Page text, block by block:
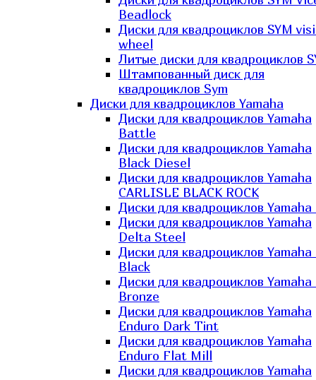
Beadlock
Диски для квадроциклов SYM
wheel
Литые диски для квадроциклов
Штампованный диск для
квадроциклов Sym
Диски для квадроциклов Yamaha
Диски для квадроциклов Yamaha
Battle
Диски для квадроциклов Yamaha
Black Diesel
Диски для квадроциклов Yamaha
CARLISLE BLACK ROCK
Диски для квадроциклов Yamaha
Диски для квадроциклов Yamaha
Delta Steel
Диски для квадроциклов
Black
Диски для квадроциклов
Bronze
Диски для квадроциклов Yamaha
Enduro Dark Tint
Диски для квадроциклов Yamaha
Enduro Flat Mill
Диски для квадроциклов Yamaha